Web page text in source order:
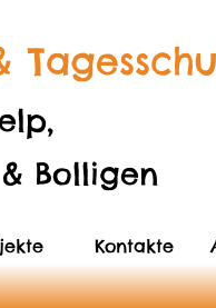
Bolligen
Kontakte